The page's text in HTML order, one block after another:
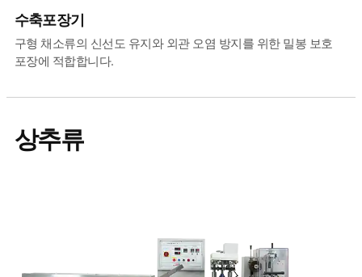
수축포장기
구형 채소류의 신선도 유지와 외관 오염 방지를 위한 밀봉 보호
포장에 적합합니다.
상추류